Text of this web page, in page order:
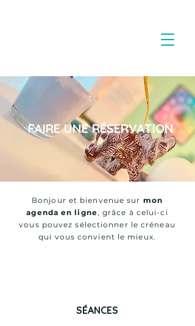
FAIRE UNE RÉSERVATION
Bonjour et bienvenue sur mon
agenda en ligne, grâce à celui-ci
vous pouvez sélectionner le créneau
qui vous convient le mieux.
SÉANCES